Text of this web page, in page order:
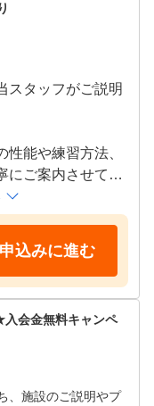
スタッフがご説明
能や練習方法、
にご案内させてい
りますので、お気
ご提示ください
申込みに進む
会金無料キャンペ
、施設のご説明やプ